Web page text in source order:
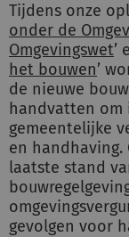
Tijdens onze
onder de
Omgevingswet’
het bouwen’
de nieuwe
handvatten om
gemeentelijke
en
laatste stand
gevolgen voor